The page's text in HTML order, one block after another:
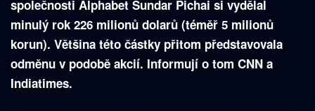
společnosti Alphabet Sundar Pichai si vydělal
minulý rok 226 milionů dolarů (téměř 5 milionů
korun). Většina této částky přitom představovala
odměnu v podobě akcií. Informují o tom CNN a
Indiatimes.